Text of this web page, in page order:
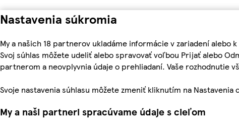
Nastavenia súkromia
My a našich 18 partnerov ukladáme informácie v zariadení
Svoj súhlas môžete udeliť alebo spravovať voľbou Prijať alebo
partnerom a neovplyvnia údaje o prehliadaní. Vaše rozhodnutie
Svoje nastavenia súhlasu môžete zmeniť kliknutím na Nastavenia
My a naši partneri spracúvame údaje s cieľom